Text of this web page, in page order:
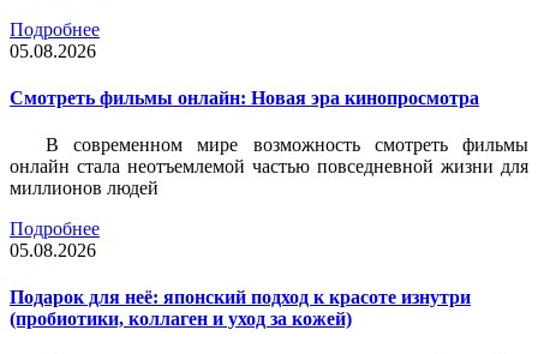
Подробнее
05.08.2026
Смотреть фильмы онлайн: Новая эра кинопросмотра
В современном мире возможность смотреть фильмы
онлайн стала неотъемлемой частью повседневной жизни для
миллионов людей
Подробнее
05.08.2026
Подарок для неё: японский подход к красоте изнутри
(пробиотики, коллаген и уход за кожей)